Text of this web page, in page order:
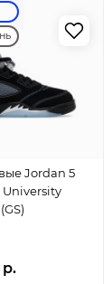
Jordan 5
University
р.